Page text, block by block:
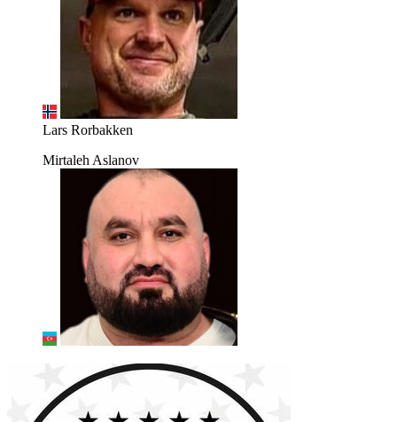
Lars Rorbakken
Mirtaleh Aslanov